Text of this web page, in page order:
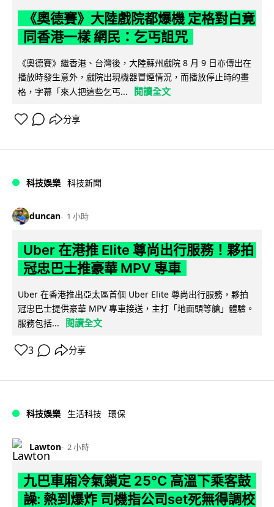
《奧德賽》大陸戲院都爆機 定格對白竟
同香港一樣 網民：乞丐詛咒
《奧德賽》繼香港、台灣後，大陸蘇州戲院 8 月 9 日亦傳出在
播放時發生意外，戲院出現機器冒煙情況，而播放停止時的畫
格，字幕「來人把這些乞丐...
閱讀全文
分享
科技娛樂 科技新聞
duncan 1 小時
Uber 在港推 Elite 尊尚出行服務！夥拍
冠忠巴士推豪華 MPV 專車
Uber 在香港推出亞太區首個 Uber Elite 尊尚出行服務，夥拍
冠忠巴士提供豪華 MPV 專車接送，主打「地面頭等艙」體驗。
服務包括...
閱讀全文
3 分享
科技娛樂 生活科技 環保
Lawton 2 小時
九巴車廂冷氣鎖定 25°C 高溫下乘客鼓
譟: 熱到爆炸 司機指公司set死無得調校